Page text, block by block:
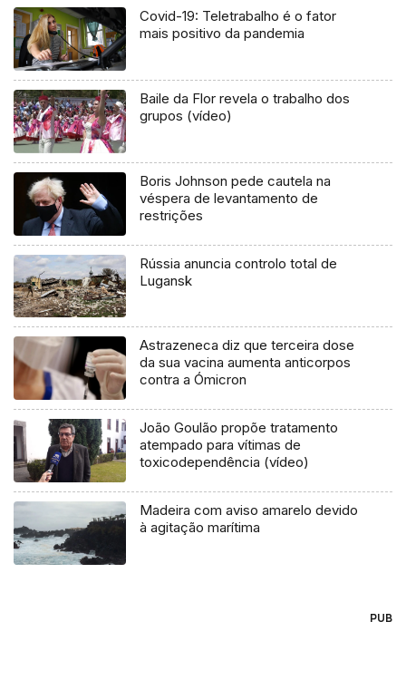
Covid-19: Teletrabalho é o fator
mais positivo da pandemia
Baile da Flor revela o trabalho dos
grupos (vídeo)
Boris Johnson pede cautela na
véspera de levantamento de
restrições
Rússia anuncia controlo total de
Lugansk
Astrazeneca diz que terceira dose
da sua vacina aumenta anticorpos
contra a Ómicron
João Goulão propõe tratamento
atempado para vítimas de
toxicodependência (vídeo)
Madeira com aviso amarelo devido
à agitação marítima
PUB